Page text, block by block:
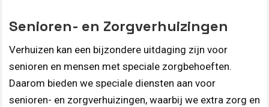
Senioren- en Zorgverhuizingen
Verhuizen kan een bijzondere uitdaging zijn voor
senioren en mensen met speciale zorgbehoeften.
Daarom bieden we speciale diensten aan voor
senioren- en zorgverhuizingen, waarbij we extra zorg en